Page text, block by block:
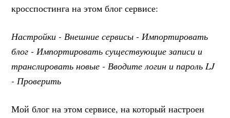
кросспостинга на этом блог сервисе:
Настройки - Внешние сервисы - Импортировать
блог - Импортировать существующие записи и
транслировать новые - Вводите логин и пароль LJ
- Проверить
Мой блог на этом сервисе, на который настроен